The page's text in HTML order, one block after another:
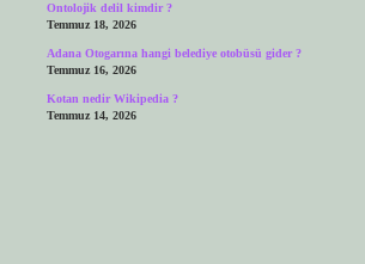
Ontolojik delil kimdir ?
Temmuz 18, 2026
Adana Otogarına hangi belediye otobüsü gider ?
Temmuz 16, 2026
Kotan nedir Wikipedia ?
Temmuz 14, 2026